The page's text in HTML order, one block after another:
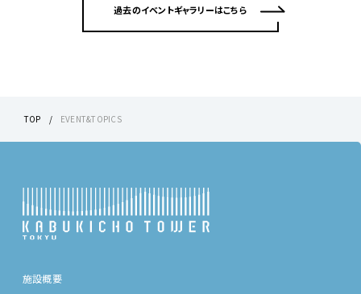
過去のイベントギャラリーはこちら
TOP EVENT&TOPICS
施設概要